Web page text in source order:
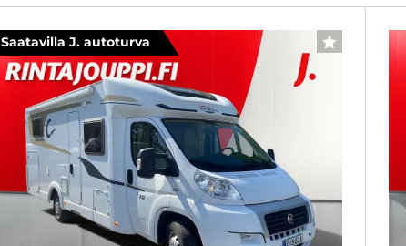
Saatavilla J. autoturva SUOSIKKI